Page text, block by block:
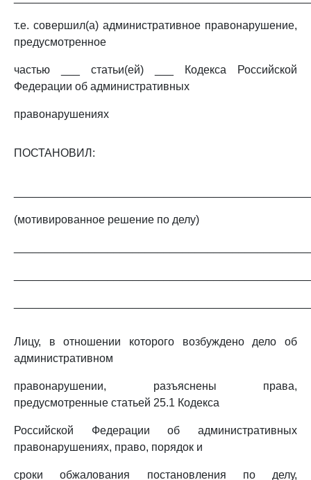
т.е. совершил(а) административное правонарушение,
предусмотренное
частью ___ статьи(ей) ___ Кодекса Российской
Федерации об административных
правонарушениях
ПОСТАНОВИЛ:
(мотивированное решение по делу)
Лицу, в отношении которого возбуждено дело об
административном
правонарушении, разъяснены права,
предусмотренные статьей 25.1 Кодекса
Российской Федерации об административных
правонарушениях, право, порядок и
сроки обжалования постановления по делу,